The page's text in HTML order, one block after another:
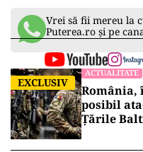
Vrei să fii mereu la
Puterea.ro și pe
EXCLUSIV
ACTUALITATE
posibil
Țările